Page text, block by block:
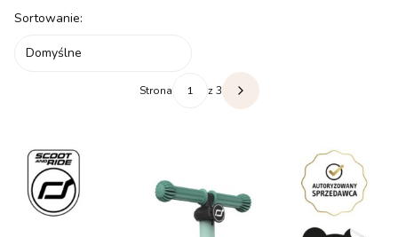
Lista produktów
Sortowanie:
Domyślne
Strona z 3 Następne produkty